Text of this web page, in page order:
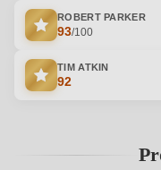
ROBERT PARKER
93/100
TIM ATKIN
92